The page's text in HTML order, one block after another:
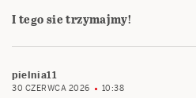
I tego sie trzymajmy!
pielnia11
30 CZERWCA 2026 10:38